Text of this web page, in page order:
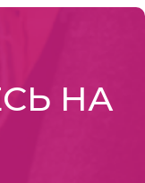
НА